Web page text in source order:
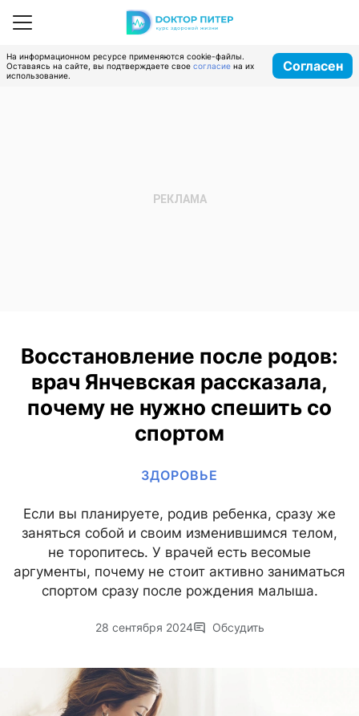
На информационном ресурсе применяются cookie-файлы.
Оставаясь на сайте, вы подтверждаете свое согласие на их
использование.
Согласен
Восстановление после родов:
врач Янчевская рассказала,
почему не нужно спешить со
спортом
ЗДОРОВЬЕ
Если вы планируете, родив ребенка, сразу же
заняться собой и своим изменившимся телом,
не торопитесь. У врачей есть весомые
аргументы, почему не стоит активно заниматься
спортом сразу после рождения малыша.
28 сентября 2024 Обсудить